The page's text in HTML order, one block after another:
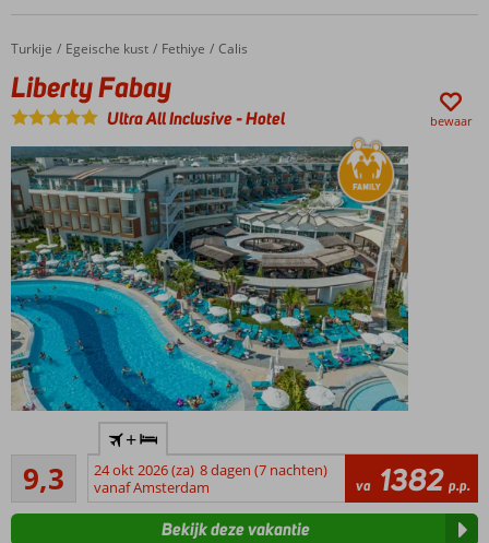
Home
Turkije Egeische kust Fethiye Calis
Liberty Fabay
Liberty Fabay
Ultra All Inclusive-Hotel bewaar
Direct aan
privéstrand
Meerdere
zwembaden
9,3
Uitstekend
29
beoordelingen
+
24 okt 2026 (za) 8 dagen (7 nachten)
vanaf Amsterdam
va 1382 p.p.
Bekijk deze vakantie